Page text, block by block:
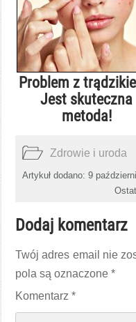
Problem z
Jest skuteczna
metoda!
Zdrowie i uroda
Artykuł dodano: 9
Dodaj komentarz
Twój adres email nie
pola są oznaczone*
Komentarz*